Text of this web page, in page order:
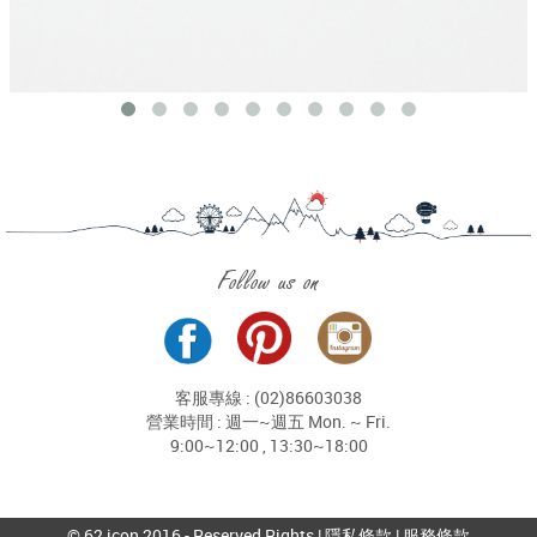
Follow us on
客服專線 : (02)86603038
營業時間 : 週一~週五 Mon. ~ Fri.
9:00~12:00 , 13:30~18:00